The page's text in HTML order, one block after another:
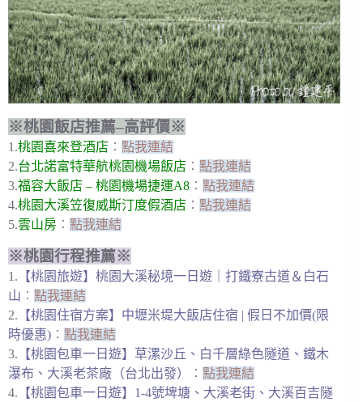
※桃園飯店推薦–高評價※
1.桃園喜來登酒店 ︰ 點我連結
2.台北諾富特華航桃園機場飯店 ︰ 點我連結
3.福容大飯店 – 桃園機場捷運A8 ︰ 點我連結
4.桃園大溪笠復威斯汀度假酒店 ︰ 點我連結
5.雲山房 ︰ 點我連結
※桃園行程推薦※
1. 【桃園旅遊】桃園大溪秘境一日遊｜打鐵寮古道＆白石
山 ︰ 點我連結
2. 【桃園住宿方案】中壢米堤大飯店住宿 | 假日不加價(限
時優惠) ︰ 點我連結
3. 【桃園包車一日遊】草漯沙丘、白千層綠色隧道、鐵木
瀑布、大溪老茶廠（台北出發）
︰ 點我連結
4. 【桃園包車一日遊】1-4號埤塘、大溪老街、大溪百吉隧